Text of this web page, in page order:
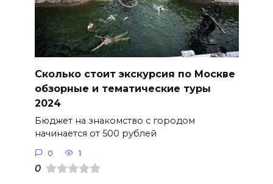
Сколько стоит экскурсия по Москве
обзорные и тематические туры
2024
Бюджет на знакомство с городом
начинается от 500 рублей
0 1
0